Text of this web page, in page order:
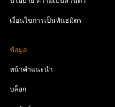
เงื่อนไขการเป็นพันธมิตร
ข้อมูล
หน้าคำแนะนำ
บล็อก